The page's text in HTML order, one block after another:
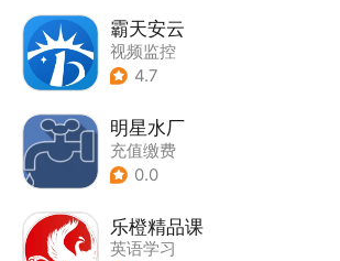
霸天安云
视频监控
4.7
明星水厂
充值缴费
0.0
乐橙精品课
英语学习